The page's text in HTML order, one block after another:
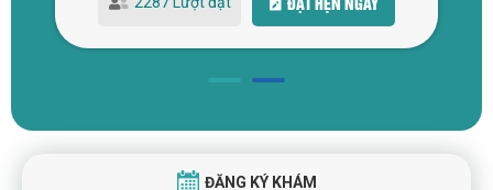
ĐĂNG KÝ KHÁM